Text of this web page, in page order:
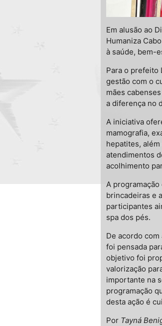
Em alusão ao
Humaniza
à saúde, bem-
Para o prefeito
gestão com o
mães
a diferença no
A iniciativa
mamografia,
hepatites,
atendimentos
acolhimento
A
brincadeiras e
participantes
spa dos pés.
De acordo
foi pensada
objetivo foi
valorização
importante na
programação
desta ação é
Por Tayná